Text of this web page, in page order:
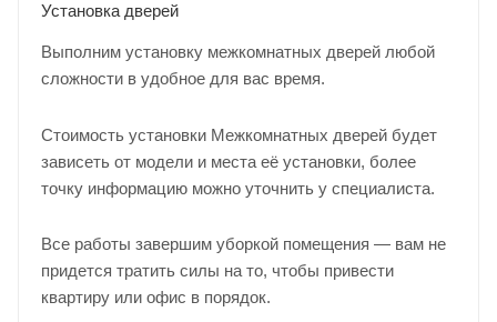
Установка дверей
Выполним установку межкомнатных дверей любой
сложности в удобное для вас время.
Стоимость установки Межкомнатных дверей будет
зависеть от модели и места её установки, более
точку информацию можно уточнить у специалиста.
Все работы завершим уборкой помещения — вам не
придется тратить силы на то, чтобы привести
квартиру или офис в порядок.